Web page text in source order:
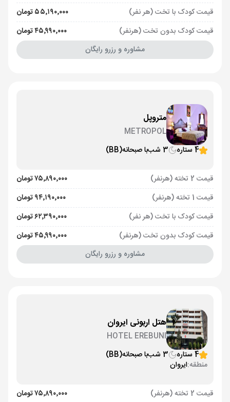
قیمت کودک با تخت (هر نفر)
۵۵٬۱۹۰٬۰۰۰ تومان
قیمت کودک بدون تخت (هرنفر)
۴۵٬۹۹۰٬۰۰۰ تومان
مشاوره و رزرو رایگان
متروپل
METROPOL
4 ستاره
3 شب با صبحانه(BB)
قیمت 2 تخته (هرنفر)
۷۵٬۸۹۰٬۰۰۰ تومان
قیمت 1 تخته (هرنفر)
۹۴٬۱۹۰٬۰۰۰ تومان
قیمت کودک با تخت (هر نفر)
۶۲٬۳۹۰٬۰۰۰ تومان
قیمت کودک بدون تخت (هرنفر)
۴۵٬۹۹۰٬۰۰۰ تومان
مشاوره و رزرو رایگان
هتل اربونی ایروان
HOTEL EREBUNI
4 ستاره
3 شب با صبحانه(BB)
منطقه:ایروان
قیمت 2 تخته (هرنفر)
۷۵٬۸۹۰٬۰۰۰ تومان